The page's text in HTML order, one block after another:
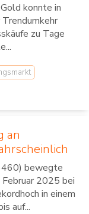
konnte in
zu Tage
an
bewegte
Februar 2025 bei
in einem
auf...